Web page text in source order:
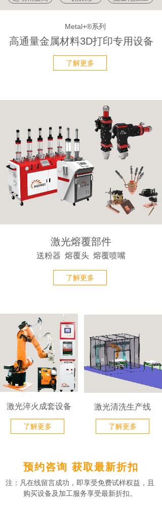
Metal+®系列
高通量金属材料3D打印专用设备
了解更多
激光熔覆部件
送粉器 熔覆头 熔覆喷嘴
了解更多
激光淬火成套设备 激光清洗生产线
了解更多 了解更多
预约咨询 获取最新折扣
注：凡在线留言成功，即享受免费试样权益，且
购买设备及加工服务享受最新折扣。